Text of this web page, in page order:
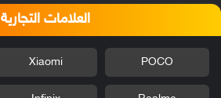
العلامات التجارية
POCO
Xiaomi